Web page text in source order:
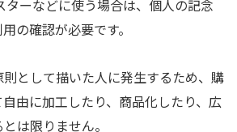
ーなどに使う場合は、個人の記念
の確認が必要です。
として描いた人に発生するため、購
由に加工したり、商品化したり、広
は限りません。